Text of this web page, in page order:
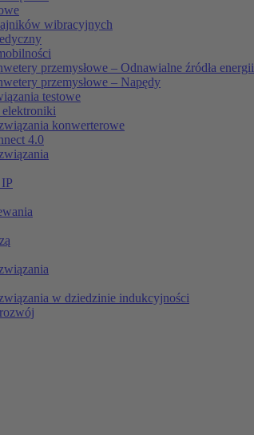
wibracyjnych
przemysłowe – Odnawialne źródła energii
przemysłowe – Napędy
testowe
elektroniki
konwerterowe
4.0
w dziedzinie indukcyjności